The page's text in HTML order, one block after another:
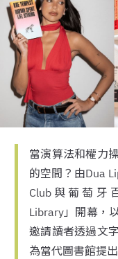
當演算法和權力
的空間？由Dua
Club與葡萄牙
Library」開幕，
邀請讀者透過文
為當代圖書館提